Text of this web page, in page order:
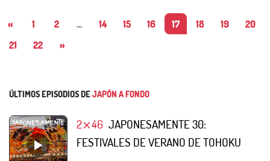
« 1 2 ... 14 15 16 17 18 19
20
21
22 »
ÚLTIMOS EPISODIOS DEJAPÓN A FONDO
2⨯46 JAPONESAMENTE 30:
FESTIVALES DE VERANO DE TOHOKU